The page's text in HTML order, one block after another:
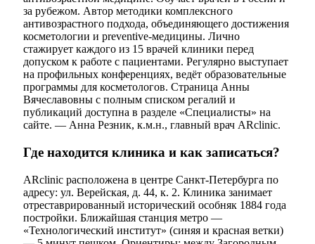
за рубежом. Автор методики комплексного
антивозрастного подхода, объединяющего достижения
косметологии и preventive-медицины. Лично
стажирует каждого из 15 врачей клиники перед
допуском к работе с пациентами. Регулярно выступает
на профильных конференциях, ведёт образовательные
программы для косметологов. Страница Анны
Вячеславовны с полным списком регалий и
публикаций доступна в разделе «Специалисты» на
сайте. — Анна Резник, к.м.н., главный врач ARclinic.
Где находится клиника и как записаться?
ARclinic расположена в центре Санкт-Петербурга по
адресу: ул. Верейская, д. 44, к. 2. Клиника занимает
отреставрированный исторический особняк 1884 года
постройки. Ближайшая станция метро —
«Технологический институт» (синяя и красная ветки)